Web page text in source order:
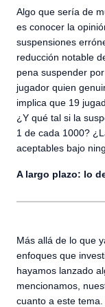
Algo que sería de
es conocer la
suspensiones
reducción notable
pena suspender
jugador quien
implica que 19
¿Y qué tal si la
1 de cada 1000?
aceptables bajo
A largo plazo: lo
Más allá de lo que
enfoques que
hayamos lanzado
mencionamos,
cuanto a este